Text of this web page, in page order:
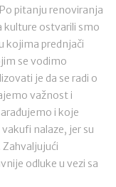
pitanju renoviranja
kulture ostvarili smo
kojima prednjači
se vodimo
je da se radi o
važnost i
i koje
nalaze, jer su
odluke u vezi sa